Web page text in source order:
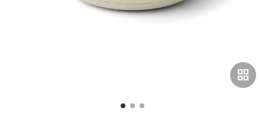
grid_view